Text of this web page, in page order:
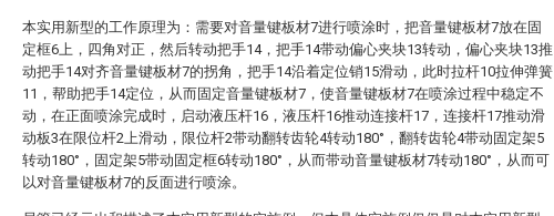
本实用新型的工作原理为：需要对音量键板材7进行喷涂时，把音量键板材7放在固
定框6上，四角对正，然后转动把手14，把手14带动偏心夹块13转动，偏心夹块13推
动把手14对齐音量键板材7的拐角，把手14沿着定位销15滑动，此时拉杆10拉伸弹簧
11，帮助把手14定位，从而固定音量键板材7，使音量键板材7在喷涂过程中稳定不
动，在正面喷涂完成时，启动液压杆16，液压杆16推动连接杆17，连接杆17推动滑
动板3在限位杆2上滑动，限位杆2带动翻转齿轮4转动180°，翻转齿轮4带动固定架5
转动180°，固定架5带动固定框6转动180°，从而带动音量键板材7转动180°，从而可
以对音量键板材7的反面进行喷涂。